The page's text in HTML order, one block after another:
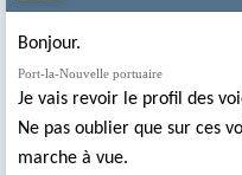
Bonjour.
Port-la-Nouvelle portuaire
Je vais revoir le profil des
Ne pas oublier que sur ces
marche à vue.